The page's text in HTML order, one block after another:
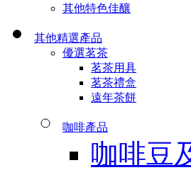
其他特色佳釀
其他精選產品
優選茗茶
茗茶用具
茗茶禮盒
遠年茶餅
咖啡產品
咖啡豆